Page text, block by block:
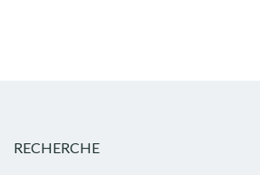
RECHERCHE